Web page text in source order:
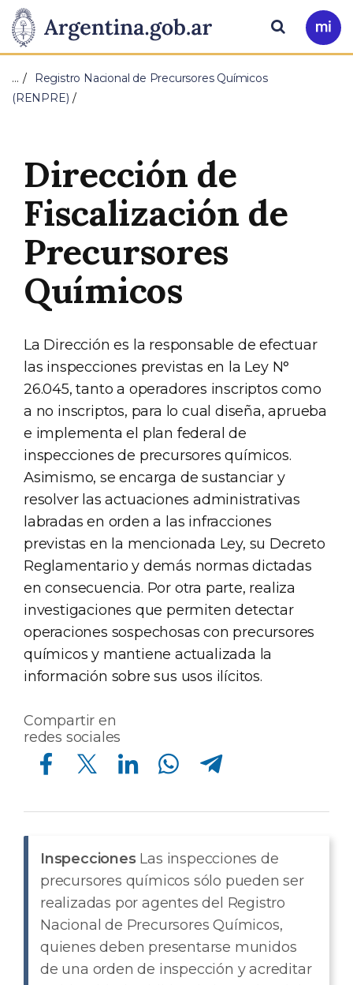
Presidencia
de
la
Pasar al contenido principal
Ir
a
Buscar
…
Registro Nacional de Precursores Químicos
(RENPRE)
Dirección de
Fiscalización de
Precursores
Químicos
La Dirección es la responsable de efectuar
las inspecciones previstas en la Ley N°
26.045, tanto a operadores inscriptos como
a no inscriptos, para lo cual diseña, aprueba
e implementa el plan federal de
inspecciones de precursores químicos.
Asimismo, se encarga de sustanciar y
resolver las actuaciones administrativas
labradas en orden a las infracciones
previstas en la mencionada Ley, su Decreto
Reglamentario y demás normas dictadas
en consecuencia. Por otra parte, realiza
investigaciones que permiten detectar
operaciones sospechosas con precursores
químicos y mantiene actualizada la
información sobre sus usos ilícitos.
Compartir en
redes sociales
Compartir en Facebook Compartir en Twitter Compartir en Linkedin Compartir en Whatsapp Compartir en Telegram
InspeccionesLas inspecciones de
precursores químicos sólo pueden ser
realizadas por agentes del Registro
Nacional de Precursores Químicos,
quienes deben presentarse munidos
de una orden de inspección y acreditar